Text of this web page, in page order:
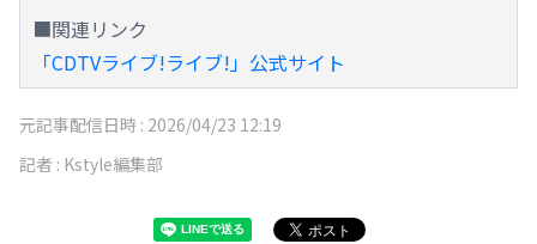
■関連リンク
「CDTVライブ!ライブ!」公式サイト
元記事配信日時 : 2026/04/23 12:19
記者 : Kstyle編集部